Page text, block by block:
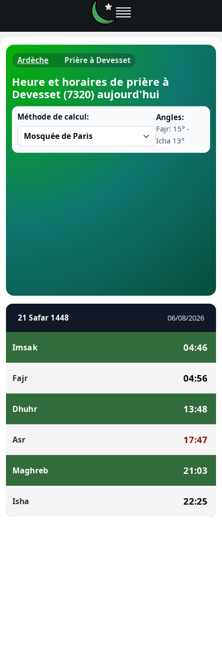
Ramadan
Ardèche Prière à Devesset
Heure et horaires de prière à
Devesset (7320) aujourd'hui
Méthode de calcul:
Angles:
Fajr: 15° -
Icha 13°
21 Safar 1448 06/08/2026
Imsak 04:46
Fajr 04:56
Dhuhr 13:48
Asr 17:47
Maghreb 21:03
Isha 22:25